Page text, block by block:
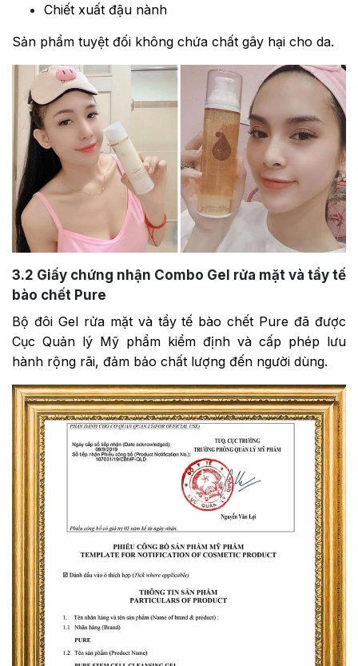
Chiết xuất đậu nành
Sản phẩm tuyệt đối không chứa chất gây hại cho da.
3.2 Giấy chứng nhận Combo Gel rửa mặt và tẩy tế
bào chết Pure
Bộ đôi Gel rửa mặt và tẩy tế bào chết Pure đã được
Cục Quản lý Mỹ phẩm kiểm định và cấp phép lưu
hành rộng rãi, đảm bảo chất lượng đến người dùng.